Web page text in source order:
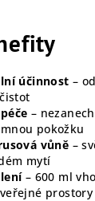
účinnost –
–
pokožku
vůně –
mytí
– 600 ml
prostory